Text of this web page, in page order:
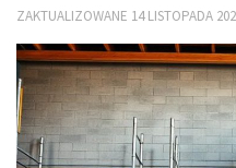
ZAKTUALIZOWANE 14 LISTOPADA